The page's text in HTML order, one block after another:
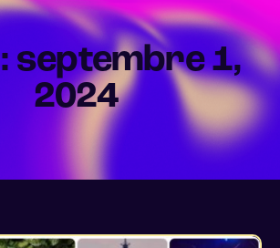
septembre 1,
2024